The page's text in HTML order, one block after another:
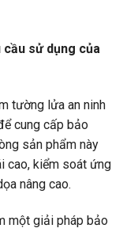
sử dụng của
tường lửa an ninh
cung cấp bảo
sản phẩm này
cao, kiểm soát ứng
nâng cao.
một giải pháp bảo